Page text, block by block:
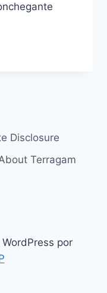
Disclosure
Terragam
por